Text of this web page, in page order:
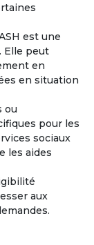
est une
Elle peut
en
en situation
ou
pour les
sociaux
les aides
aux
Seniors
plus en
espaces
et leur